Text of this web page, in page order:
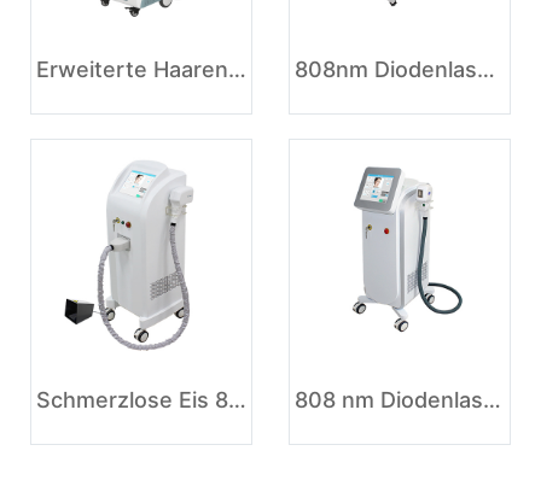
Erweiterte Haarentfernung 808nm Diodenlaser 808nm Diodenlaser Permanente Haarentfernungsmaschine
Schmerzlose Eis 808nm Diodenlaser Haarentfernung 808 nm Diodenlaser-Haarentfernung in Big Spot-Größe